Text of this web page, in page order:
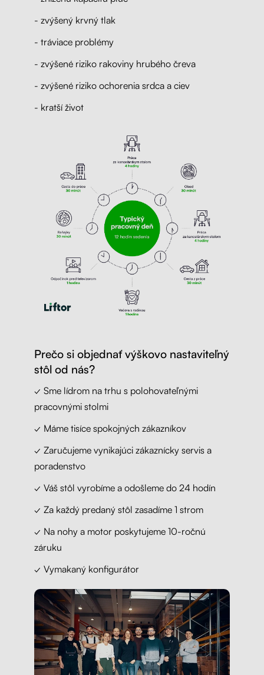
- zvýšený krvný tlak
- tráviace problémy
- zvýšené riziko rakoviny hrubého čreva
- zvýšené riziko ochorenia srdca a ciev
- kratší život
Prečo si objednať výškovo nastaviteľný
stôl od nás?
✓ Sme lídrom na trhu s polohovateľnými
pracovnými stolmi
✓ Máme tisíce spokojných zákazníkov
✓ Zaručujeme vynikajúci zákaznícky servis a
poradenstvo
✓ Váš stôl vyrobíme a odošleme do 24 hodín
✓ Za každý predaný stôl zasadíme 1 strom
✓ Na nohy a motor poskytujeme 10-ročnú
záruku
✓ Vymakaný konfigurátor